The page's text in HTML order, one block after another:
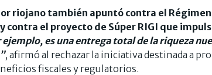
riojano también apuntó contra el
contra el proyecto de Súper RIGI que
ejemplo, es una entrega total de la riqueza
, afirmó al rechazar la iniciativa destinada a
fiscales y regulatorios.